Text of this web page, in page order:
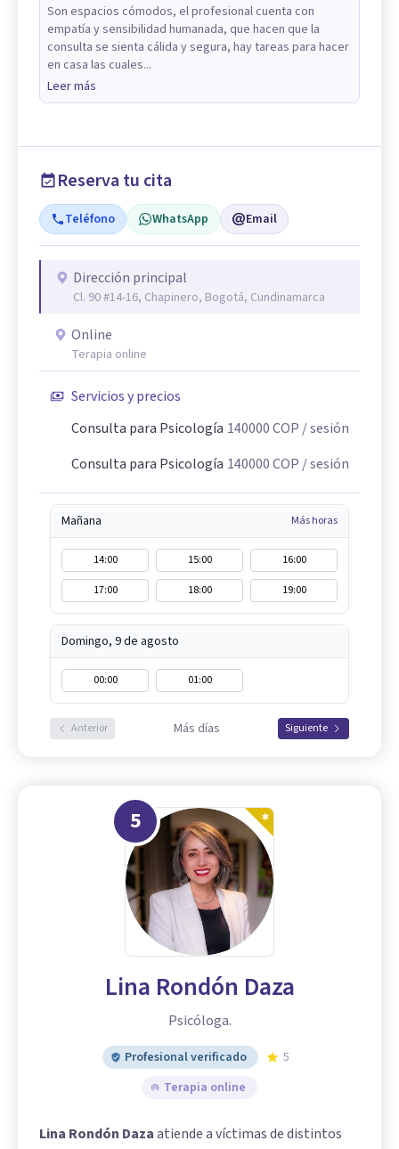
Son espacios cómodos, el profesional cuenta con
empatía y sensibilidad humanada, que hacen que la
consulta se sienta cálida y segura, hay tareas para hacer
en casa las cuales...
Leer más
Reserva tu cita
Teléfono WhatsApp Email
Dirección principal
Cl. 90 #14-16, Chapinero, Bogotá, Cundinamarca
Online
Terapia online
Servicios y precios
Consulta para Psicología 140000COP / sesión
Consulta para Psicología 140000COP / sesión
Mañana Más horas
14:00 15:00
16:00
17:00
18:00 19:00
Domingo, 9 de agosto
00:00 01:00
Anterior Más días Siguiente
5
Lina Rondón Daza
Psicóloga.
Profesional verificado
5
Terapia online
Lina Rondón Dazaatiende a víctimas de distintos